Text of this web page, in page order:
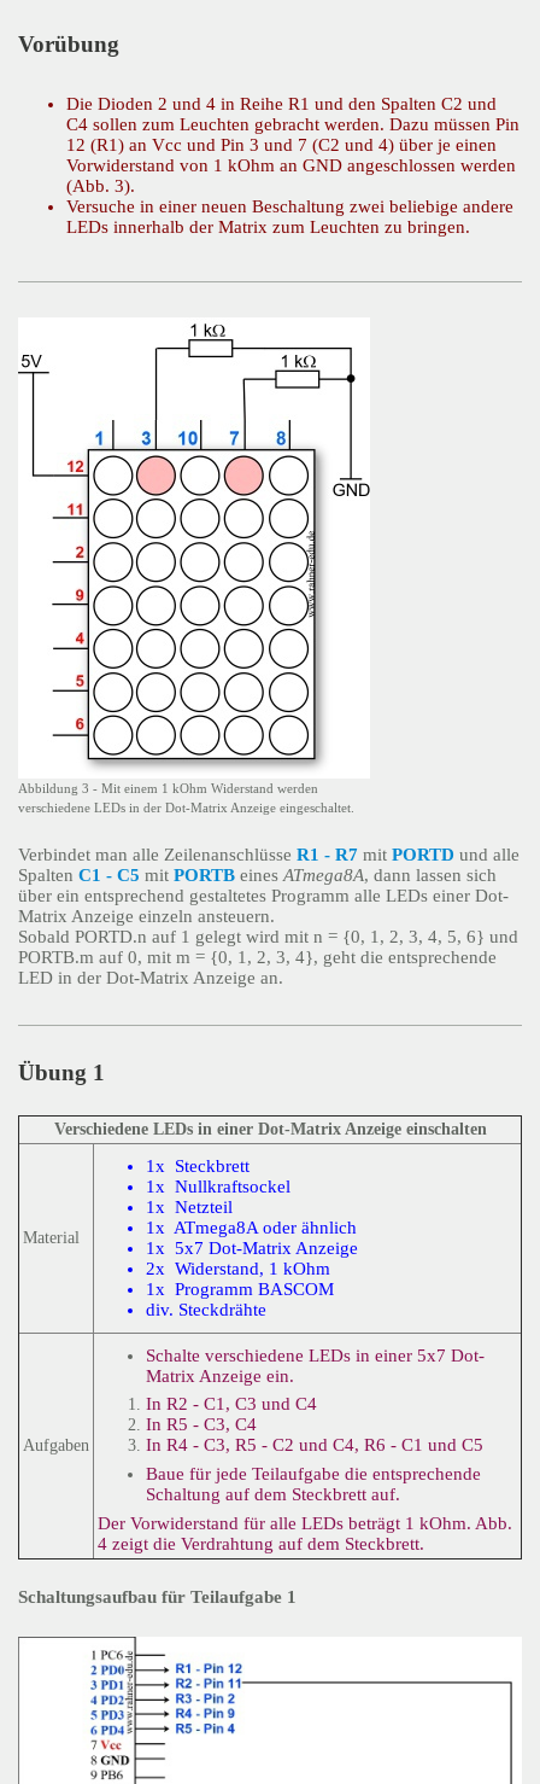
Vorübung
Die Dioden 2 und 4 in Reihe R1 und den Spalten C2 und
C4 sollen zum Leuchten gebracht werden. Dazu müssen Pin
12 (R1) an Vcc und Pin 3 und 7 (C2 und 4) über je einen
Vorwiderstand von 1 kOhm an GND angeschlossen werden
(Abb. 3).
Versuche in einer neuen Beschaltung zwei beliebige andere
LEDs innerhalb der Matrix zum Leuchten zu bringen.
Abbildung 3 - Mit einem 1 kOhm Widerstand werden
verschiedene LEDs in der Dot-Matrix Anzeige eingeschaltet.
Verbindet man alle Zeilenanschlüsse R1 - R7 mit PORTD und alle
Spalten C1 - C5 mit PORTB einesATmega8A, dann lassen sich
über ein entsprechend gestaltetes Programm alle LEDs einer Dot-
Matrix Anzeige einzeln ansteuern.
Sobald PORTD.n auf 1 gelegt wird mit n = {0, 1, 2, 3, 4, 5, 6} und
PORTB.m auf 0, mit m = {0, 1, 2, 3, 4}, geht die entsprechende
LED in der Dot-Matrix Anzeige an.
Übung 1
Verschiedene LEDs in einer Dot-Matrix Anzeige einschalten
Material
1x Steckbrett
1x Nullkraftsockel
1x Netzteil
1x ATmega8A oder ähnlich
1x 5x7 Dot-Matrix Anzeige
2x Widerstand, 1 kOhm
1x Programm BASCOM
div. Steckdrähte
Aufgaben
Schalte verschiedene LEDs in einer 5x7 Dot-
Matrix Anzeige ein.
In R2 - C1, C3 und C4
In R5 - C3, C4
In R4 - C3, R5 - C2 und C4, R6 - C1 und C5
Baue für jede Teilaufgabe die entsprechende
Schaltung auf dem Steckbrett auf.
Der Vorwiderstand für alle LEDs beträgt 1 kOhm. Abb.
4 zeigt die Verdrahtung auf dem Steckbrett.
Schaltungsaufbau für Teilaufgabe 1